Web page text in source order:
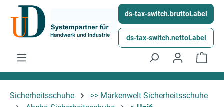
Skip to main content ds-tax-switch.bruttoLabel
ds-tax-switch.nettoLabel
Sicherheitsschuhe
>> Markenwelt Sicherheitsschuhe